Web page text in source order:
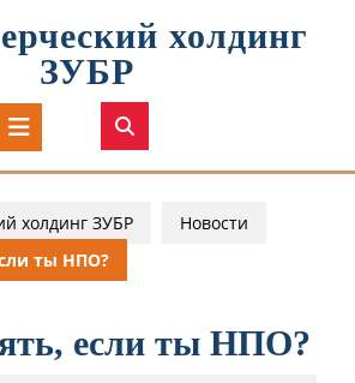
холдинг
ЗУБР
Кнопка
Открыть
холдинг ЗУБР
Новости
ты НПО?
если ты НПО?